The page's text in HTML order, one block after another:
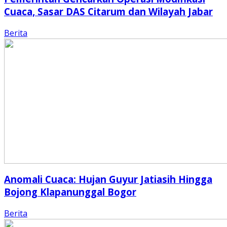
Cuaca, Sasar DAS Citarum dan Wilayah Jabar
Berita
Anomali Cuaca: Hujan Guyur Jatiasih Hingga
Bojong Klapanunggal Bogor
Berita